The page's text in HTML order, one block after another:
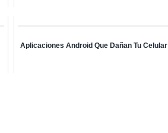
Aplicaciones Android Que Dañan Tu Celular